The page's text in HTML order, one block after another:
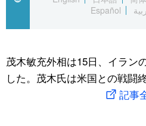
国際
文化
アーカイブ
Japan Data
動画/Live
スポーツ・東京2020
Español
茂木敏充外相は15日、イラン
した。茂木氏は米国との戦闘
記事